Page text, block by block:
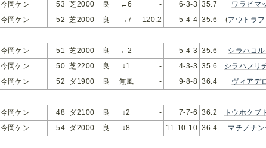
今岡ケン 53 芝2000 良 ←6 - 6-3-3 35.7
ワラビマ
今岡ケン 52 芝2000 良 →7 120.2 5-4-4 35.6 (アウトラ
今岡ケン 51 芝2000 良 ←2 - 5-4-3 35.6
シラハコ
今岡ケン 50 芝2200 良 ↓1 - 4-3-3 35.6
シラハフリ
今岡ケン 52 ダ1900 良 無風 - 9-8-8 36.4
ヴィアデ
今岡ケン 48 ダ2100 良 ↓2 - 7-7-6 36.2
トウホクブ
今岡ケン 54 ダ2000 良 ↓8 - 11-10-10 36.4
マチノナ